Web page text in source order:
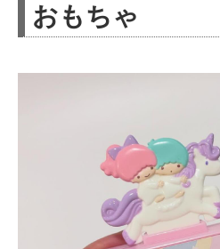
おもちゃ